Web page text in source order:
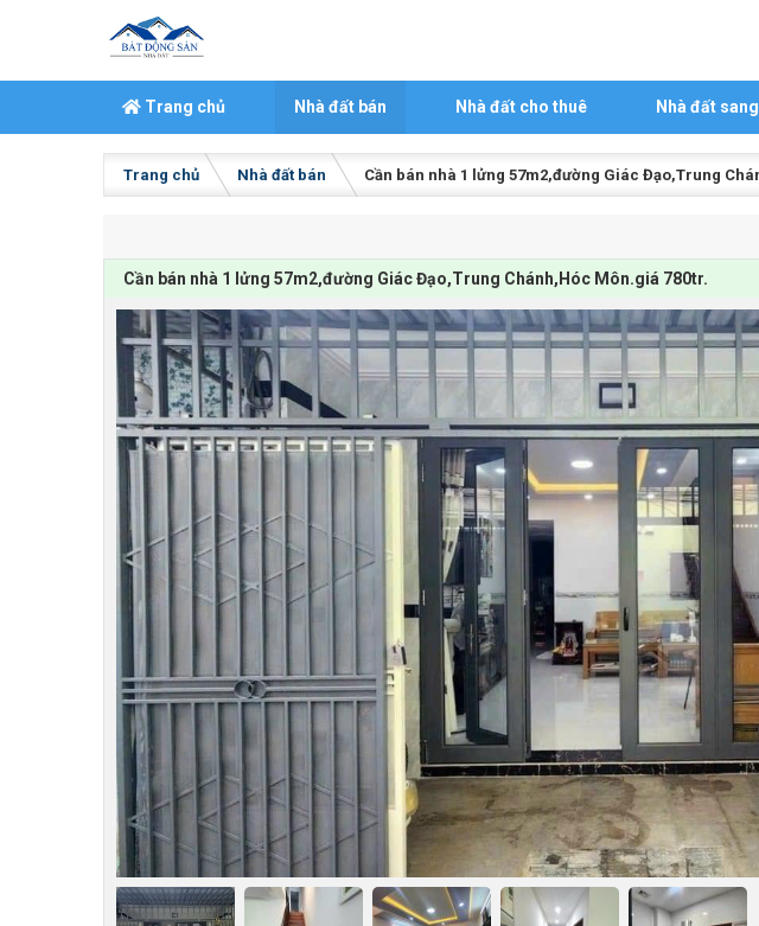
Trang chủ Nhà đất bán Nhà đất cho thuê Nhà đất
Trang chủ Nhà đất bán Cần bán nhà 1 lửng 57m2,đường Giác Đạo,Trung
Cần bán nhà 1 lửng 57m2,đường Giác Đạo,Trung Chánh,Hóc Môn.giá 780tr.